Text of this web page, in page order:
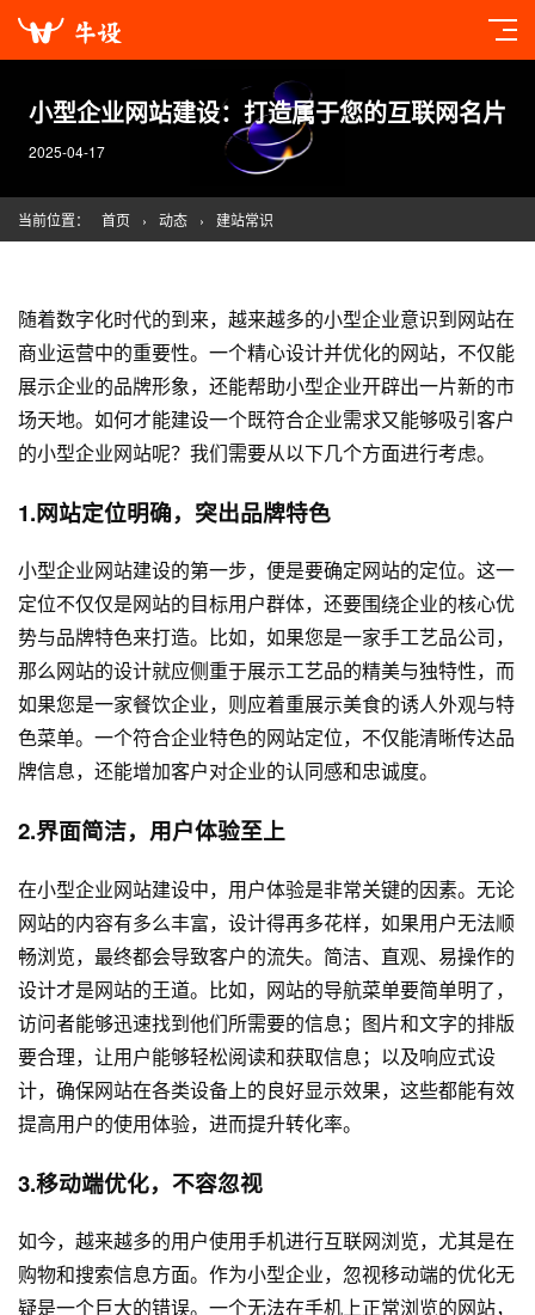
小型企业网站建设：打造属于您的互联网名片
2025-04-17
当前位置： 首页 › 动态 › 建站常识
随着数字化时代的到来，越来越多的小型企业意识到网站在
商业运营中的重要性。一个精心设计并优化的网站，不仅能
展示企业的品牌形象，还能帮助小型企业开辟出一片新的市
场天地。如何才能建设一个既符合企业需求又能够吸引客户
的小型企业网站呢？我们需要从以下几个方面进行考虑。
1.网站定位明确，突出品牌特色
小型企业网站建设的第一步，便是要确定网站的定位。这一
定位不仅仅是网站的目标用户群体，还要围绕企业的核心优
势与品牌特色来打造。比如，如果您是一家手工艺品公司，
那么网站的设计就应侧重于展示工艺品的精美与独特性，而
如果您是一家餐饮企业，则应着重展示美食的诱人外观与特
色菜单。一个符合企业特色的网站定位，不仅能清晰传达品
牌信息，还能增加客户对企业的认同感和忠诚度。
2.界面简洁，用户体验至上
在小型企业网站建设中，用户体验是非常关键的因素。无论
网站的内容有多么丰富，设计得再多花样，如果用户无法顺
畅浏览，最终都会导致客户的流失。简洁、直观、易操作的
设计才是网站的王道。比如，网站的导航菜单要简单明了，
访问者能够迅速找到他们所需要的信息；图片和文字的排版
要合理，让用户能够轻松阅读和获取信息；以及响应式设
计，确保网站在各类设备上的良好显示效果，这些都能有效
提高用户的使用体验，进而提升转化率。
3.移动端优化，不容忽视
如今，越来越多的用户使用手机进行互联网浏览，尤其是在
购物和搜索信息方面。作为小型企业，忽视移动端的优化无
疑是一个巨大的错误。一个无法在手机上正常浏览的网站，